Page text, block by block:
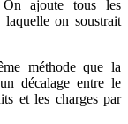
On ajoute tous les
on soustrait
méthode que la
décalage entre le
et les charges par